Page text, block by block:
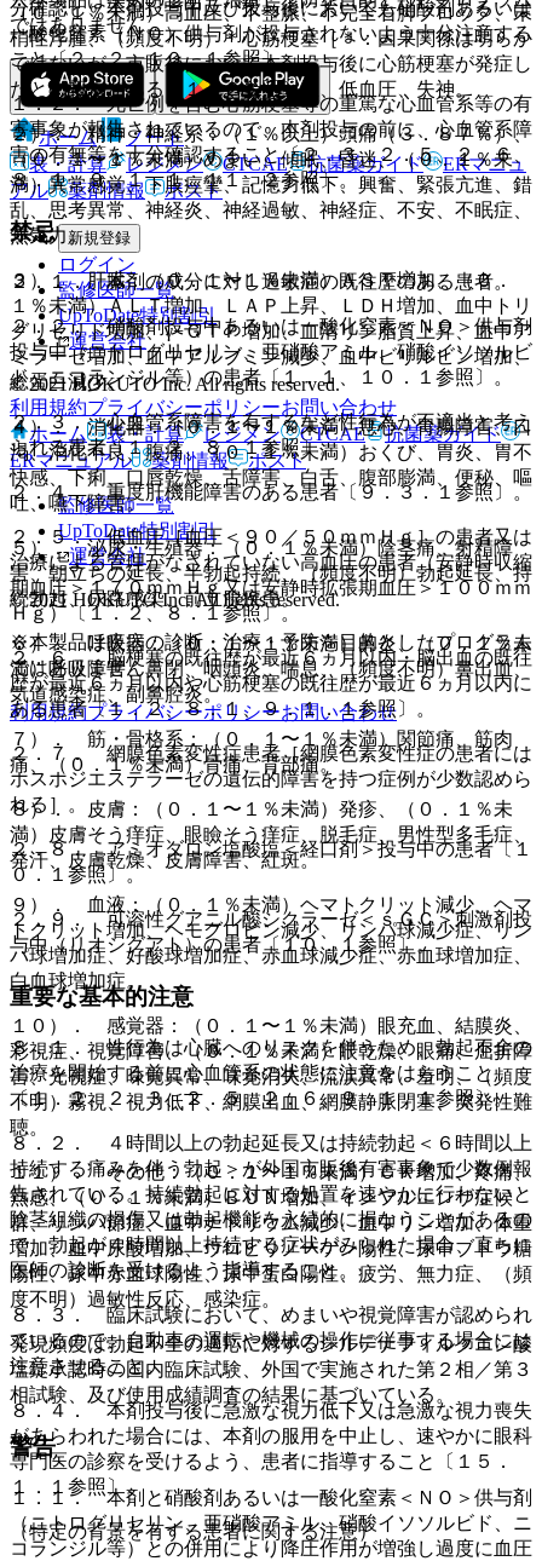
分確認し、本剤投与中及び投与後においても硝酸剤あるいは
一酸化窒素（ＮＯ）供与剤が投与されないよう十分注意する
こと〔２．２、１０．１参照〕。
１．２． 死亡例を含む心筋梗塞等の重篤な心血管系等の有
害事象が報告されているので、本剤投与の前に、心血管系障
害の有無等を十分確認すること〔２．３、２．５、２．６、
８．１、９．１．１、１１．２参照〕。
禁忌
２．１． 本剤の成分に対し過敏症の既往歴のある患者。
２．２． 硝酸剤投与中あるいは一酸化窒素＜ＮＯ＞供与剤
投与中（ニトログリセリン、亜硝酸アミル、硝酸イソソルビ
ド、ニコランジル等）の患者〔１．１、１０．１参照〕。
２．３． 心血管系障害を有するなど性行為が不適当と考え
られる患者〔１．２、８．１参照〕。
２．４． 重度肝機能障害のある患者〔９．３．１参照〕。
２．５． 低血圧［血圧＜９０／５０ｍｍＨｇ］の患者又は
治療による管理がなされていない高血圧の患者（安静時収縮
期血圧＞１７０ｍｍＨｇ又は安静時拡張期血圧＞１００ｍｍ
Ｈｇ）〔１．２、８．１参照〕。
２．６． 脳梗塞の既往歴が最近６ヵ月以内・脳出血の既往
歴が最近６ヵ月以内や心筋梗塞の既往歴が最近６ヵ月以内に
ある患者〔１．２、８．１、９．１．１参照〕。
２．７． 網膜色素変性症患者［網膜色素変性症の患者には
ホスホジエステラーゼの遺伝的障害を持つ症例が少数認めら
れる］。
２．８． アミオダロン塩酸塩＜経口剤＞投与中の患者〔１
０．１参照〕。
２．９． 可溶性グアニル酸シクラーゼ＜ｓＧＣ＞刺激剤投
与中（リオシグアト）の患者〔１０．１参照〕。
重要な基本的注意
８．１． 性行為は心臓へのリスクを伴うため、勃起不全の
治療を開始する前に心血管系の状態に注意をはらうこと
〔１．２、２．３、２．５、２．６、９．１．１参照〕。
８．２． ４時間以上の勃起延長又は持続勃起＜６時間以上
持続する痛みを伴う勃起＞が外国市販後有害事象で少数例報
告されている。持続勃起に対する処置を速やかに行わないと
陰茎組織の損傷又は勃起機能を永続的に損なうことがあるの
で、勃起が４時間以上持続する症状がみられた場合、直ちに
医師の診断を受けるよう指導すること。
８．３． 臨床試験において、めまいや視覚障害が認められ
ているので、自動車の運転や機械の操作に従事する場合には
注意させること。
８．４． 本剤投与後に急激な視力低下又は急激な視力喪失
があらわれた場合には、本剤の服用を中止し、速やかに眼科
専門医の診察を受けるよう、患者に指導すること〔１５．
１．１参照〕。
（特定の背景を有する患者に関する注意）
（０．１％未満）高血圧、不整脈、不完全右脚ブロック、末
梢性浮腫、（頻度不明）＊心筋梗塞［＊：因果関係は明らか
ではないが、市販後において本剤投与後に心筋梗塞が発症し
たとの報告がある〔１．２参照〕］、低血圧、失神。
２）． 精神・神経系：（１％以上）頭痛（３．８７％）、
（０．１〜１％未満）めまい、傾眠、昏迷、（０．１％未
満）異常感覚、下肢痙攣、記憶力低下、興奮、緊張亢進、錯
乱、思考異常、神経炎、神経過敏、神経症、不安、不眠症、
無気力。
３）． 肝臓：（０．１〜１％未満）ＡＳＴ増加、（０．
１％未満）ＡＬＴ増加、ＬＡＰ上昇、ＬＤＨ増加、血中トリ
グリセリド増加、γ−ＧＴＰ増加、血清リン脂質上昇、血中ア
ミラーゼ増加、血中アルブミン減少、血中ビリルビン増加、
総蛋白減少。
４）． 消化器：（０．１〜１％未満）悪心、胃腸障害、口
渇、消化不良、腹痛、（０．１％未満）おくび、胃炎、胃不
快感、下痢、口唇乾燥、舌障害、白舌、腹部膨満、便秘、嘔
吐、嚥下障害。
５）． 泌尿・生殖器：（０．１％未満）陰茎痛、射精障
害、朝立ちの延長、半勃起持続、（頻度不明）勃起延長、持
続勃起、尿路感染、前立腺疾患。
６）． 呼吸器：（０．１〜１％未満）鼻炎、（０．１％未
満）呼吸障害、鼻閉、咽頭炎、喘息、（頻度不明）鼻出血、
気道感染症、副鼻腔炎。
７）． 筋・骨格系：（０．１〜１％未満）関節痛、筋肉
痛、（０．１％未満）骨痛、背部痛。
８）． 皮膚：（０．１〜１％未満）発疹、（０．１％未
満）皮膚そう痒症、眼瞼そう痒症、脱毛症、男性型多毛症、
発汗、皮膚乾燥、皮膚障害、紅斑。
９）． 血液：（０．１％未満）ヘマトクリット減少、ヘマ
トクリット増加、ヘモグロビン減少、リンパ球減少症、リン
パ球増加症、好酸球増加症、赤血球減少症、赤血球増加症、
白血球増加症。
１０）． 感覚器：（０．１〜１％未満）眼充血、結膜炎、
彩視症、視覚障害、（０．１％未満）眼乾燥、眼痛、屈折障
害、光視症、味覚異常、味覚消失、流涙異常、羞明、（頻度
不明）霧視、視力低下、網膜出血、網膜静脈閉塞、突発性難
聴。
１１）． その他：（０．１〜１％未満）ＣＫ増加、疼痛、
熱感、（０．１％未満）ＢＵＮ増加、インフルエンザ症候
群、リンパ節症、血中ナトリウム減少、血中リン増加、体重
増加、血中尿酸増加、ウロビリノーゲン陽性、尿中ブドウ糖
陽性、尿中赤血球陽性、尿中蛋白陽性、疲労、無力症、（頻
度不明）過敏性反応、感染症。
発現頻度は勃起不全の適応に対するシルデナフィルクエン酸
塩錠承認時の国内臨床試験、外国で実施された第２相／第３
相試験、及び使用成績調査の結果に基づいている。
警告
１．１． 本剤と硝酸剤あるいは一酸化窒素＜ＮＯ＞供与剤
（ニトログリセリン、亜硝酸アミル、硝酸イソソルビド、ニ
コランジル等）との併用により降圧作用が増強し過度に血圧
ではありません。
ホーム
ノート
表・計算
レジメン CTCAE 抗菌薬ガイド
ERマニュ
アル
薬剤情報 ポスト
新規登録
ログイン
監修医師一覧
UpToDate特別割引
運営会社
© 2021 HOKUTO Inc. All rights reserved.
利用規約プライバシーポリシーお問い合わせ
ホーム
表・計算 レジメン CTCAE
抗菌薬ガイド
ERマニュアル
薬剤情報 ポスト
監修医師一覧
UpToDate特別割引
運営会社
© 2021 HOKUTO Inc. All rights reserved.
※本製品は疾病の診断・治療・予防を目的としたプログラム
ではありません。
利用規約プライバシーポリシーお問い合わせ